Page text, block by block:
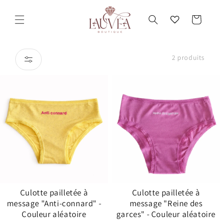
au
Panier
2 produits
Culotte pailletée à
message "Anti-connard" -
Couleur aléatoire
Culotte pailletée à
message "Reine des
garces" - Couleur aléatoire